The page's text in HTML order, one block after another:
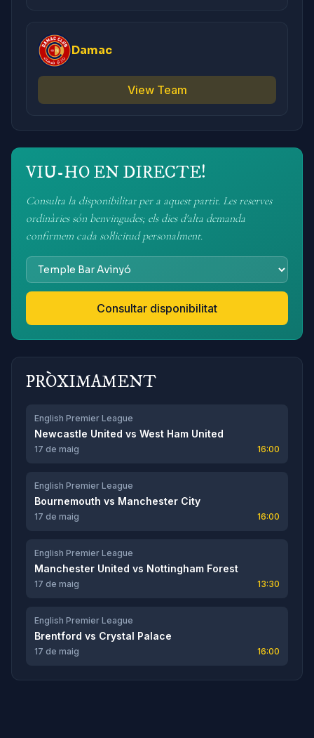
Damac
View Team
VIU-HO EN DIRECTE!
Consulta la disponibilitat per a aquest partit. Les reserves
ordinàries són benvingudes; els dies d'alta demanda
confirmem cada sol·licitud personalment.
Consultar disponibilitat
PRÒXIMAMENT
English Premier League
Newcastle United vs West Ham United
17 de maig 16:00
English Premier League
Bournemouth vs Manchester City
17 de maig 16:00
English Premier League
Manchester United vs Nottingham Forest
17 de maig 13:30
English Premier League
Brentford vs Crystal Palace
17 de maig 16:00